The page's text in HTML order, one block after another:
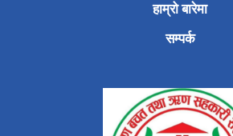
हाम्रो बारेमा
सम्पर्क